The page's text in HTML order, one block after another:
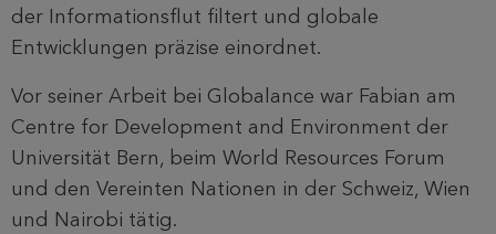
der Informationsflut filtert und globale
Entwicklungen präzise einordnet.
Vor seiner Arbeit bei Globalance war Fabian am
Centre for Development and Environment der
Universität Bern, beim World Resources Forum
und den Vereinten Nationen in der Schweiz, Wien
und Nairobi tätig.